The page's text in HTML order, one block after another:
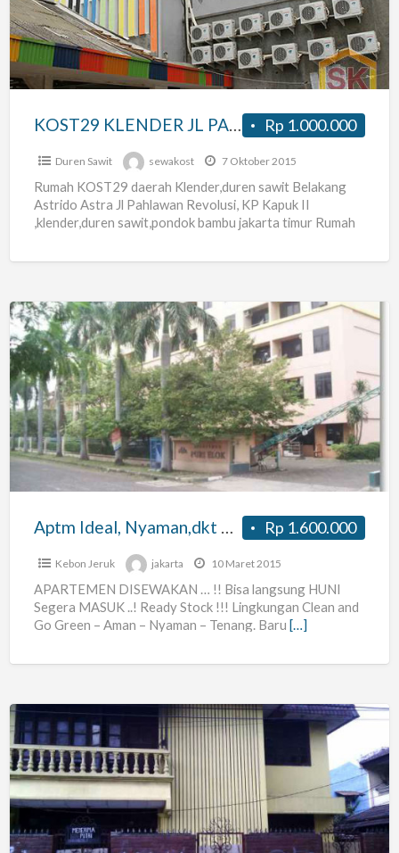
PAHLAWAN
REVOLUSI
PONDOK
BAMBU
TIMUR
Rp 1.000.000
KOST29 KLENDER JL PAHLAWAN REVOLUSI PONDOK BAMBU JAKARTA TIMUR
Duren Sawit sewakost 7 Oktober 2015
Rumah KOST29 daerah Klender,duren sawit Belakang
Astrido Astra Jl Pahlawan Revolusi, KP Kapuk II
,klender,duren sawit,pondok bambu jakarta timur Rumah
Aptm
Ideal,
Nyaman,dkt
Pik
Pulogadung,
Akses
Tol
Rp 1.600.000
Aptm Ideal, Nyaman,dkt Pik Pulogadung, Akses Tol Cakung
Kebon Jeruk jakarta 10 Maret 2015
APARTEMEN DISEWAKAN … !! Bisa langsung HUNI
Segera MASUK ..! Ready Stock !!! Lingkungan Clean and
Go Green – Aman – Nyaman – Tenang. Baru […]
Kost
Putra/
Suami
Istri